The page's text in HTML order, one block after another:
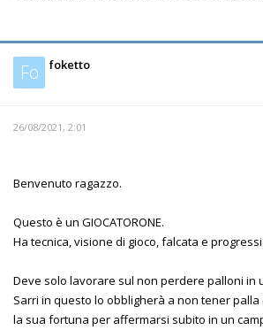
Fo foketto
26/08/2021, 2:01
Benvenuto ragazzo.
Questo è un GIOCATORONE.
Ha tecnica, visione di gioco, falcata e
Deve solo lavorare sul non perdere palloni in
Sarri in questo lo obbligherà a non tener palla
la sua fortuna per affermarsi subito in un